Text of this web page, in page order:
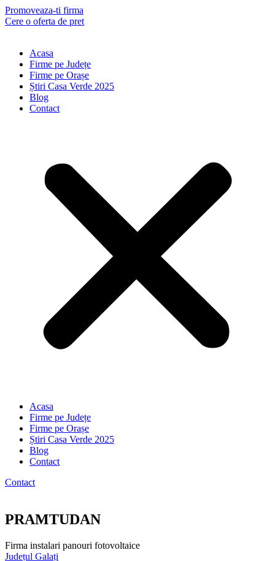
Skip
to
Promoveaza-ti firma
Cere o oferta de pret
Acasa
Firme pe Județe
Firme pe Orașe
Știri Casa Verde 2025
Blog
Contact
Acasa
Firme pe Județe
Firme pe Orașe
Știri Casa Verde 2025
Blog
Contact
Contact
PRAMTUDAN
Firma instalari panouri fotovoltaice
Județul Galați